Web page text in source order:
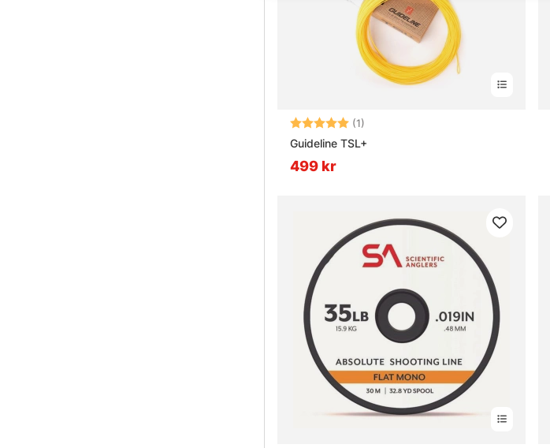
Betyg: (1)
Guideline TSL+
499 kr